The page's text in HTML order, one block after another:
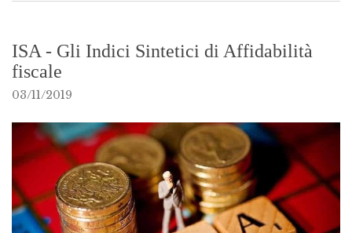
ISA - Gli Indici Sintetici di Affidabilità
fiscale
03/11/2019